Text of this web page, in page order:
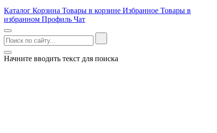
Каталог Корзина Товары в корзине Избранное Товары в
избранном Профиль Чат
Начните вводить текст для поиска